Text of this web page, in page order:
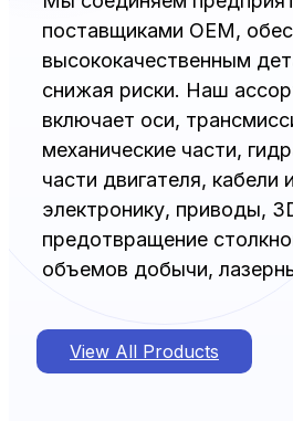
поставщиками OEM,
высококачественным
снижая риски. Наш
включает оси,
механические части,
части двигателя, кабели
электронику, приводы,
предотвращение
объемов добычи,
View All Products